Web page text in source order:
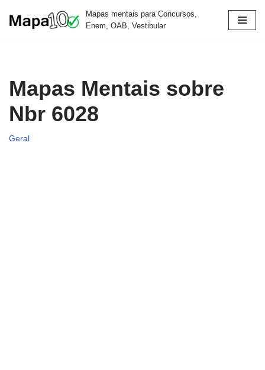
Mapas mentais para Concursos,
Enem, OAB, Vestibular
Mapas Mentais sobre
Nbr 6028
Geral